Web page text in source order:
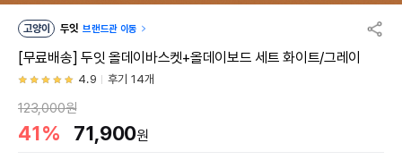
고양이 두잇 브랜드관 이동
[무료배송] 두잇 올데이바스켓+올데이보드 세트 화이트/그레이
4.9 후기 14개
123,000원
41% 71,900원